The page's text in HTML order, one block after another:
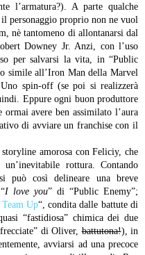
l’armatura?). A parte qualche
personaggio proprio non ne vuol
nè tantomeno di allontanarsi dal
Downey Jr. Anzi, con l’uso
per salvarsi la vita, in “Public
simile all’Iron Man della Marvel
spin-off (se poi si realizzerà
Eppure ogni buon produttore
avere ben assimilato l’aura
di avviare un franchise con il
amorosa con Feliciy, che
rottura. Contando
può così delineare una breve
I love you” di “Public Enemy”;
Up“, condita dalle battute di
“fastidiosa” chimica dei due
di Oliver,battutona!), in
avviarsi ad una precoce